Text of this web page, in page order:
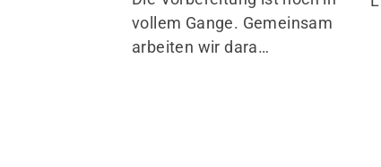
vollem Gange. Gemeinsam
arbeiten wir dara…